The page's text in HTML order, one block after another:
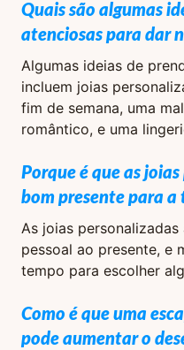
Quais são algumas
atenciosas para dar
Algumas ideias de
incluem joias
fim de semana, uma
romântico, e uma
Porque é que as
bom presente para a
As joias
pessoal ao presente, e
tempo para escolher
Como é que uma
pode aumentar o